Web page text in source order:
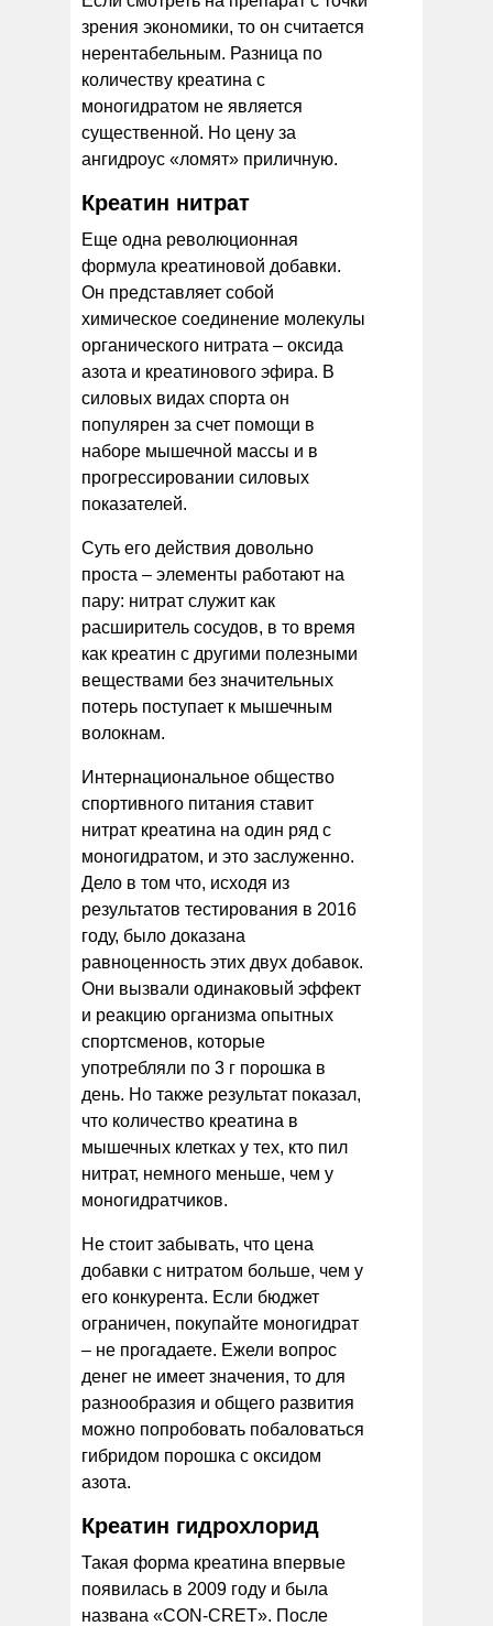
зрения экономики, то он считается
нерентабельным. Разница по
количеству креатина с
моногидратом не является
существенной. Но цену за
ангидроус «ломят» приличную.
Креатин нитрат
Еще одна революционная
формула креатиновой добавки.
Он представляет собой
химическое соединение молекулы
органического нитрата – оксида
азота и креатинового эфира. В
силовых видах спорта он
популярен за счет помощи в
наборе мышечной массы и в
прогрессировании силовых
показателей.
Суть его действия довольно
проста – элементы работают на
пару: нитрат служит как
расширитель сосудов, в то время
как креатин с другими полезными
веществами без значительных
потерь поступает к мышечным
волокнам.
Интернациональное общество
спортивного питания ставит
нитрат креатина на один ряд с
моногидратом, и это заслуженно.
Дело в том что, исходя из
результатов тестирования в 2016
году, было доказана
равноценность этих двух добавок.
Они вызвали одинаковый эффект
и реакцию организма опытных
спортсменов, которые
употребляли по 3 г порошка в
день. Но также результат показал,
что количество креатина в
мышечных клетках у тех, кто пил
нитрат, немного меньше, чем у
моногидратчиков.
Не стоит забывать, что цена
добавки с нитратом больше, чем у
его конкурента. Если бюджет
ограничен, покупайте моногидрат
– не прогадаете. Ежели вопрос
денег не имеет значения, то для
разнообразия и общего развития
можно попробовать побаловаться
гибридом порошка с оксидом
азота.
Креатин гидрохлорид
Такая форма креатина впервые
появилась в 2009 году и была
названа «CON-CRET». После